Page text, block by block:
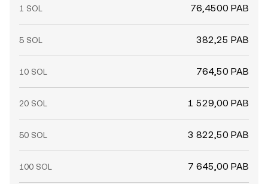
перераспределение балансов между биржами и
волатильность к базовым драйверам conversion rate
SOL/PAB.
1 SOL 76,4500 PAB
5 SOL 382,25 PAB
10 SOL 764,50 PAB
20 SOL 1 529,00 PAB
50 SOL 3 822,50 PAB
100 SOL 7 645,00 PAB